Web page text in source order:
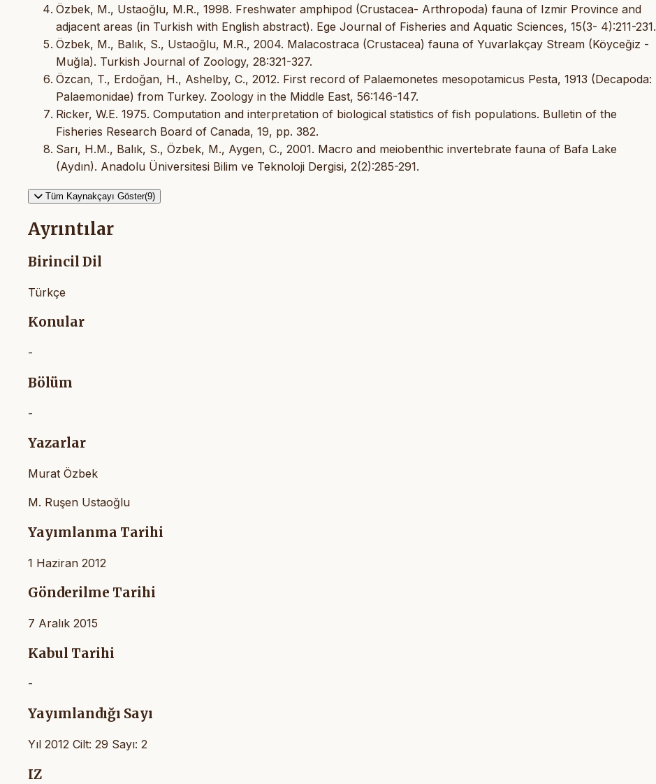
Özbek, M., Ustaoğlu, M.R., 1998. Freshwater amphipod (Crustacea- Arthropoda) fauna of Izmir Province and
adjacent areas (in Turkish with English abstract). Ege Journal of Fisheries and Aquatic Sciences, 15(3- 4):211-231.
Özbek, M., Balık, S., Ustaoğlu, M.R., 2004. Malacostraca (Crustacea) fauna of Yuvarlakçay Stream (Köyceğiz -
Muğla). Turkish Journal of Zoology, 28:321-327.
Özcan, T., Erdoğan, H., Ashelby, C., 2012. First record of Palaemonetes mesopotamicus Pesta, 1913 (Decapoda:
Palaemonidae) from Turkey. Zoology in the Middle East, 56:146-147.
Ricker, W.E. 1975. Computation and interpretation of biological statistics of fish populations. Bulletin of the
Fisheries Research Board of Canada, 19, pp. 382.
Sarı, H.M., Balık, S., Özbek, M., Aygen, C., 2001. Macro and meiobenthic invertebrate fauna of Bafa Lake
(Aydın). Anadolu Üniversitesi Bilim ve Teknoloji Dergisi, 2(2):285-291.
Tüm Kaynakçayı Göster(9)
Ayrıntılar
Birincil Dil
Türkçe
Konular
-
Bölüm
-
Yazarlar
Murat Özbek
M. Ruşen Ustaoğlu
Yayımlanma Tarihi
1 Haziran 2012
Gönderilme Tarihi
7 Aralık 2015
Kabul Tarihi
-
Yayımlandığı Sayı
Yıl 2012 Cilt: 29 Sayı: 2
IZ